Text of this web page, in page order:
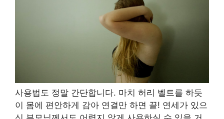
사용법도 정말 간단합니다. 마치 허리 벨트를 하듯
이 몸에 편안하게 감아 연결만 하면 끝! 연세가 있으